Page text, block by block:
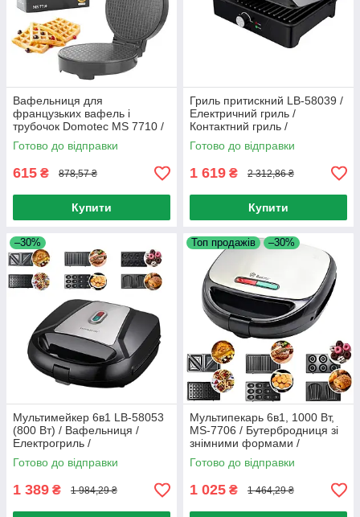
Вафельниця для
французьких вафель і
трубочок Domotec MS 7710 /
Електровафельниця /
Вафельниця електрична
Готово до відправки
615 ₴ 878,57 ₴
Купити
Гриль притискний LB-58039 /
Електричний гриль /
Контактний гриль /
Електрогриль / Міні гриль
Готово до відправки
1 619 ₴ 2 312,86 ₴
Купити
–30%
Мультимейкер 6в1 LB-58053
(800 Вт) / Вафельниця /
Електрогриль /
Бутербродниця
Готово до відправки
1 389 ₴ 1 984,29 ₴
Топ продажів –30%
Мультипекарь 6в1, 1000 Вт,
MS-7706 / Бутербродниця зі
знімними формами /
Вафельниця, горішниця,
гриль
Готово до відправки
1 025 ₴ 1 464,29 ₴